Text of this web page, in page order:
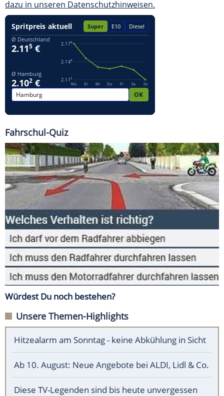
dazu in unseren Datenschutzhinweisen.
Fahrschul-Quiz
Würdest Du noch bestehen?
Unsere Themen-Highlights
Hitzealarm am Sonntag - keine Abkühlung in Sicht
Ab 10. August: Neue Angebote bei ALDI, Lidl & Co.
Diese TV-Legenden sind bis heute unvergessen